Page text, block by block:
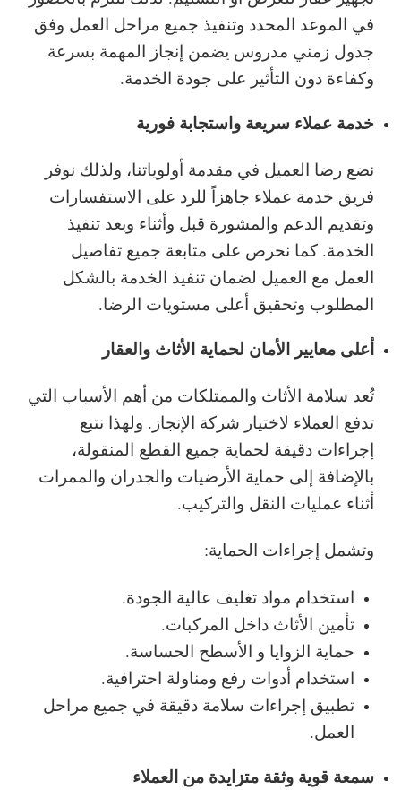
في الموعد المحدد وتنفيذ جميع مراحل العمل وفق
جدول زمني مدروس يضمن إنجاز المهمة بسرعة
وكفاءة دون التأثير على جودة الخدمة.
خدمة عملاء سريعة واستجابة فورية
نضع رضا العميل في مقدمة أولوياتنا، ولذلك نوفر
فريق خدمة عملاء جاهزاً للرد على الاستفسارات
وتقديم الدعم والمشورة قبل وأثناء وبعد تنفيذ
الخدمة. كما نحرص على متابعة جميع تفاصيل
العمل مع العميل لضمان تنفيذ الخدمة بالشكل
المطلوب وتحقيق أعلى مستويات الرضا.
أعلى معايير الأمان لحماية الأثاث والعقار
تُعد سلامة الأثاث والممتلكات من أهم الأسباب التي
تدفع العملاء لاختيار شركة الإنجاز. ولهذا نتبع
إجراءات دقيقة لحماية جميع القطع المنقولة،
بالإضافة إلى حماية الأرضيات والجدران والممرات
أثناء عمليات النقل والتركيب.
وتشمل إجراءات الحماية:
استخدام مواد تغليف عالية الجودة.
تأمين الأثاث داخل المركبات.
حماية الزوايا و الأسطح الحساسة.
استخدام أدوات رفع ومناولة احترافية.
تطبيق إجراءات سلامة دقيقة في جميع مراحل
العمل.
سمعة قوية وثقة متزايدة من العملاء